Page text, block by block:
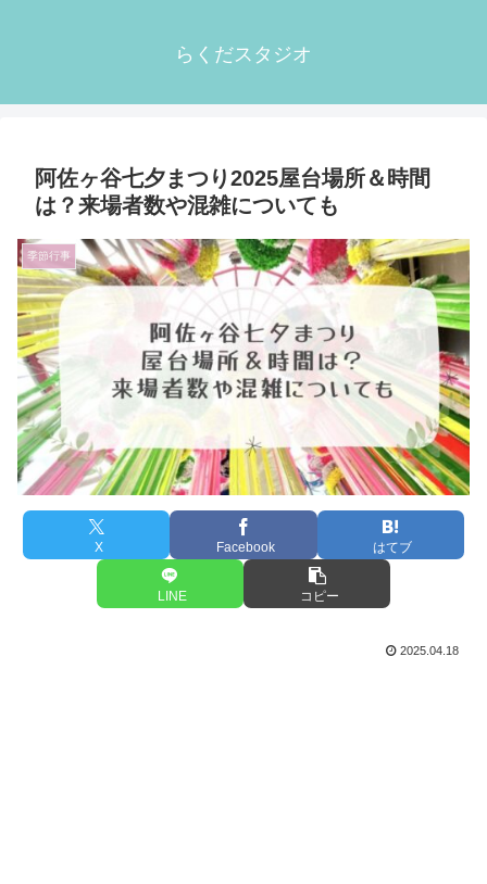
らくだスタジオ
阿佐ヶ谷七夕まつり2025屋台場所＆時間
は？来場者数や混雑についても
季節行事
X Facebook はてブ
LINE コピー
2025.04.18